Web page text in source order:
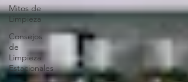
Mitos de
Limpieza
Consejos
de
Limpieza
Estacionales